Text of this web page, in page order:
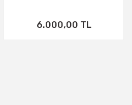
6.000,00 TL